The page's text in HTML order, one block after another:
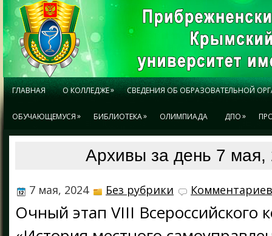
ГЛАВНАЯ О КОЛЛЕДЖЕ» СВЕДЕНИЯ ОБ ОБРАЗОВАТЕЛЬНОЙ
ОБУЧАЮЩЕМУСЯ» БИБЛИОТЕКА» ОЛИМПИАДА ДПО»
Архивы за день 7 мая,
7 мая, 2024 Без рубрики
Очный этап VIII Всероссийского